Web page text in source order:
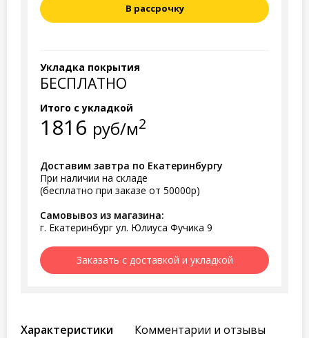
В рассрочку
Укладка покрытия
БЕСПЛАТНО
Итого с укладкой
1816 руб/м2
Доставим завтра по Екатеринбургу
При наличии на складе
(бесплатно при заказе от 50000р)
Самовывоз из магазина:
г. Екатеринбург ул. Юлиуса Фучика 9
Заказать с доставкой и укладкой
Характеристики Комментарии и отзывы